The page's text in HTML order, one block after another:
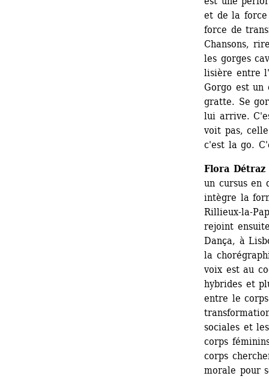
et de la
force de
Chansons,
les gorges
lisière entre
Gorgo est un
gratte. Se
lui arrive.
voit pas,
c'est la go.
Flora Détraz
un cursus en
intègre la
Rillieux-la-
rejoint
Dança, à
la
voix est au
hybrides et
entre le
sociales et
corps
corps
morale pour